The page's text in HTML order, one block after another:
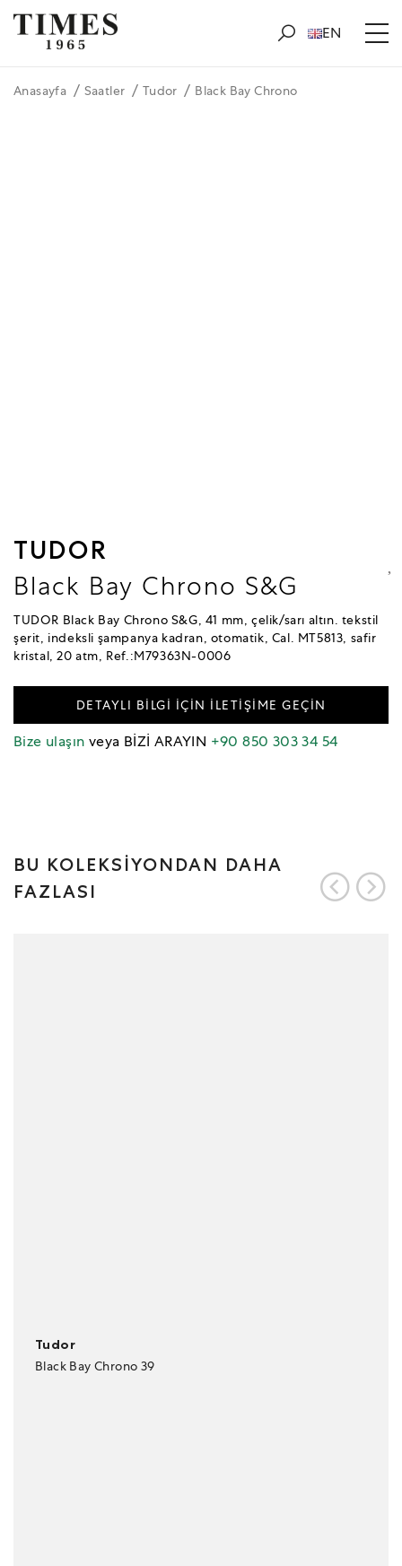
EN
Anasayfa Saatler Tudor Black Bay Chrono
TUDOR
Black Bay Chrono S&G
TUDOR Black Bay Chrono S&G, 41 mm, çelik/sarı altın. tekstil
şerit, indeksli şampanya kadran, otomatik, Cal. MT5813, safir
kristal, 20 atm, Ref.:M79363N-0006
DETAYLI BİLGİ İÇİN İLETİŞİME GEÇİN
Bize ulaşın veya BİZİ ARAYIN +90 850 303 34 54
BU KOLEKSİYONDAN DAHA
FAZLASI
Tudor
Black Bay Chrono 39